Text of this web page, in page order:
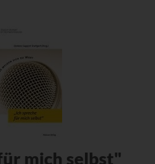
mich selbst"